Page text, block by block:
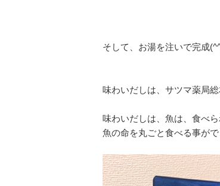
そして、お湯を注いで完成
味わいだしは、サツマ薬局
味わいだしは、 魚は、食べ
魚の命を丸ごと食べる事がで